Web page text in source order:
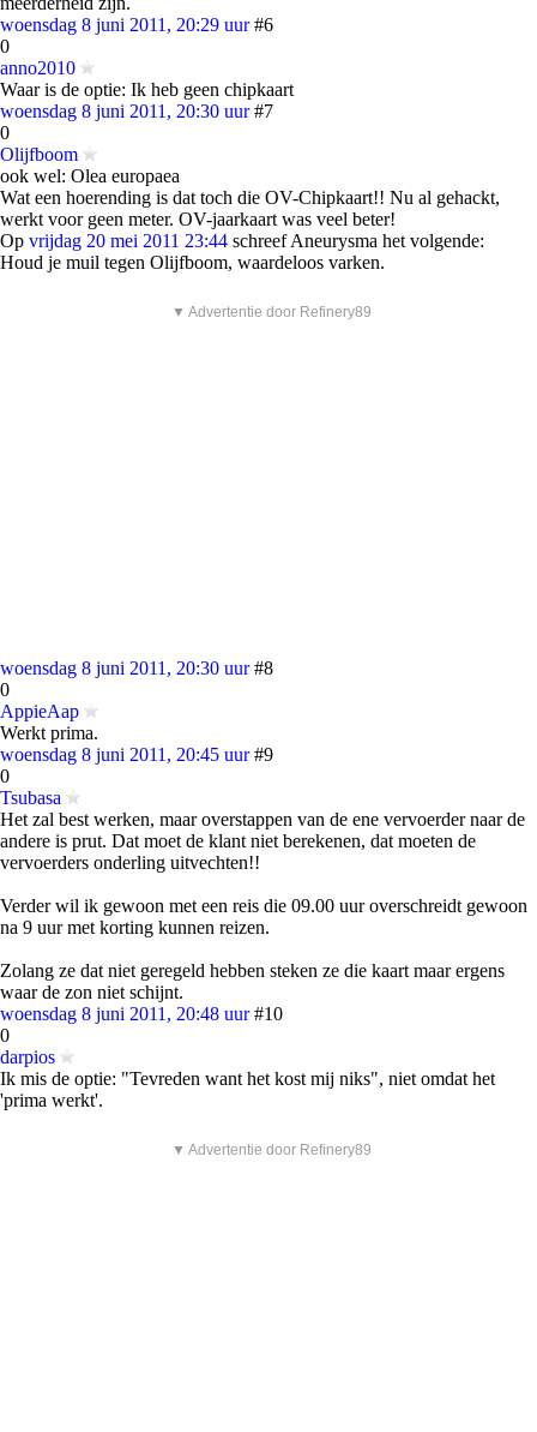
woensdag 8 juni 2011, 20:29 uur #6
0
anno2010
Waar is de optie: Ik heb geen chipkaart
woensdag 8 juni 2011, 20:30 uur #7
0
Olijfboom
ook wel: Olea europaea
Wat een hoerending is dat toch die OV-Chipkaart!! Nu al gehackt,
werkt voor geen meter. OV-jaarkaart was veel beter!
Op vrijdag 20 mei 2011 23:44 schreef Aneurysma het volgende:
Houd je muil tegen Olijfboom, waardeloos varken.
▼ Advertentie door Refinery89
woensdag 8 juni 2011, 20:30 uur #8
0
AppieAap
Werkt prima.
woensdag 8 juni 2011, 20:45 uur #9
0
Tsubasa
Het zal best werken, maar overstappen van de ene vervoerder naar de
andere is prut. Dat moet de klant niet berekenen, dat moeten de
vervoerders onderling uitvechten!!
Verder wil ik gewoon met een reis die 09.00 uur overschreidt gewoon
na 9 uur met korting kunnen reizen.
Zolang ze dat niet geregeld hebben steken ze die kaart maar ergens
waar de zon niet schijnt.
woensdag 8 juni 2011, 20:48 uur #10
0
darpios
Ik mis de optie: "Tevreden want het kost mij niks", niet omdat het
'prima werkt'.
▼ Advertentie door Refinery89